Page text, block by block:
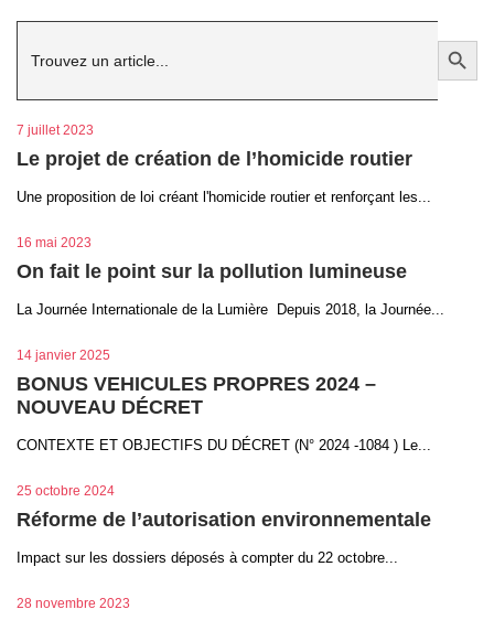
Search
Search Button
7 juillet 2023
Le projet de création de l’homicide routier
Une proposition de loi créant l'homicide routier et renforçant les...
16 mai 2023
On fait le point sur la pollution lumineuse
La Journée Internationale de la Lumière Depuis 2018, la Journée...
14 janvier 2025
BONUS VEHICULES PROPRES 2024 –
NOUVEAU DÉCRET
CONTEXTE ET OBJECTIFS DU DÉCRET (N° 2024 -1084 ) Le...
25 octobre 2024
Réforme de l’autorisation environnementale
Impact sur les dossiers déposés à compter du 22 octobre...
28 novembre 2023